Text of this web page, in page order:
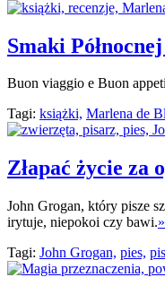
Smaki
Buon viaggio e Buon
Tagi: książki, Marlena de
Złapać życie za
John Grogan, który pisze
irytuje, niepokoi czy bawi.»
Tagi: John Grogan, pies,